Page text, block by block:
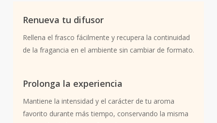
Renueva tu difusor
Rellena el frasco fácilmente y recupera la continuidad
de la fragancia en el ambiente sin cambiar de formato.
Prolonga la experiencia
Mantiene la intensidad y el carácter de tu aroma
favorito durante más tiempo, conservando la misma